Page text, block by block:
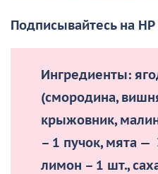
Подписывайтесь на НР
Ингредиенты:
(смородина,
крыжовник,
– 1 пучок, мята —
лимон – 1 шт.,